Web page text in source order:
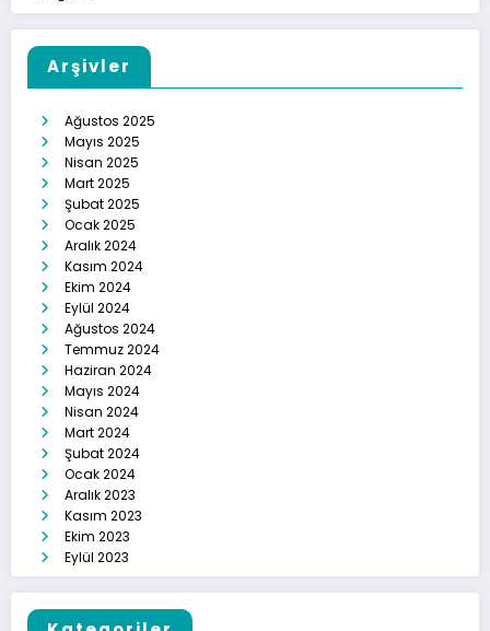
Arşivler
Ağustos 2025
Mayıs 2025
Nisan 2025
Mart 2025
Şubat 2025
Ocak 2025
Aralık 2024
Kasım 2024
Ekim 2024
Eylül 2024
Ağustos 2024
Temmuz 2024
Haziran 2024
Mayıs 2024
Nisan 2024
Mart 2024
Şubat 2024
Ocak 2024
Aralık 2023
Kasım 2023
Ekim 2023
Eylül 2023